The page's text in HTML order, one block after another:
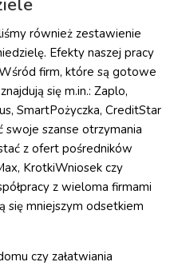
również zestawienie
Efekty naszej pracy
firm, które są gotowe
się m.in.: Zaplo,
SmartPożyczka, CreditStar
swoje szanse otrzymania
z ofert pośredników
KrotkiWniosek czy
z wieloma firmami
się mniejszym odsetkiem
czy załatwiania